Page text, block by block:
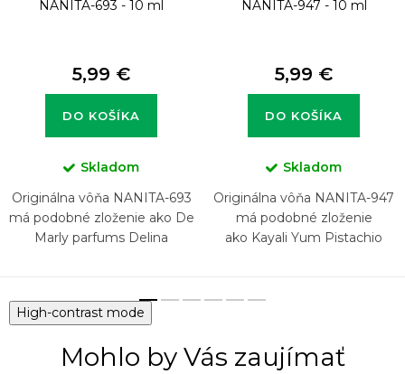
NANITA-693 - 10 ml
5,99 €
DO KOŠÍKA
Skladom
Originálna vôňa NANITA-693
má podobné zloženie ako De
Marly parfums Delina
NANITA-947 - 10 ml
5,99 €
DO KOŠÍKA
Skladom
Originálna vôňa NANITA-947
má podobné zloženie
ako Kayali Yum Pistachio
High-contrast mode
Mohlo by Vás zaujímať